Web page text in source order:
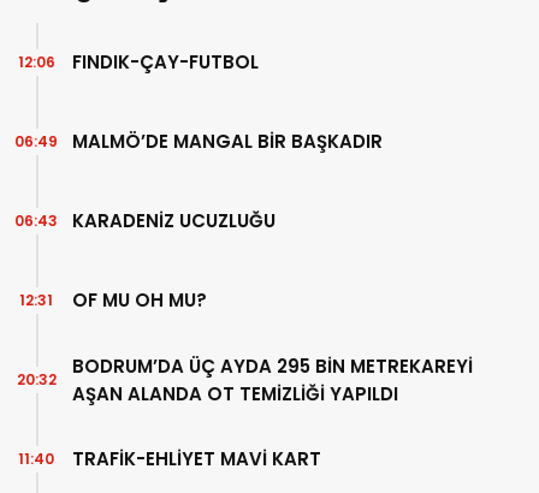
FINDIK-ÇAY-FUTBOL
12:06
MALMÖ’DE MANGAL BİR BAŞKADIR
06:49
KARADENİZ UCUZLUĞU
06:43
OF MU OH MU?
12:31
BODRUM’DA ÜÇ AYDA 295 BİN METREKAREYİ
AŞAN ALANDA OT TEMİZLİĞİ YAPILDI
20:32
TRAFİK-EHLİYET MAVİ KART
11:40